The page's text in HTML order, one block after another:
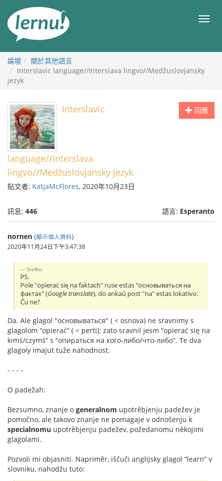
目
論壇
關於其他語言
Interslavic language//Interslava lingvo//Medžuslovjansky
jezyk
回應
Interslavic
language//Interslava
lingvo//Medžuslovjansky jezyk
貼文者: KatjaMcFlores, 2020年10月23日
訊息: 446 語言: Esperanto
nornen (顯示個人資料)
2020年11月24日下午3:47:38
StefKo:
PS.
Pole "opierać się na faktach" ruse estas "основываться на
фактах" (Google translate), do ankaŭ post "na" estas lokativo.
Ĉu ne?
Da. Ale glagol "основываться" ( < osnova) ne sravnimy s
glagolom “opierać” ( < perti); zato sravnil jesm “opierać się na
kimś/czymś” s “опираться на кого-либо/что-либо”. Te dva
glagoly imajut tuže nahodnost.
- - - -
O padežah:
Bezsumno, znanje o generalnom upotrěbjenju padežev je
pomočno, ale takovo znanje ne pomagaje v odnošenju k
specialnomu upotrěbjenju padežev, požedanomu někojimi
glagolami.
Pozvoli mi objasniti. Napriměr, iščuči anglijsky glagol “learn” v
slovniku, nahodžu tuto: